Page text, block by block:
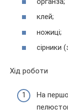
клей;
ножиці;
сірники
Хід роботи
На